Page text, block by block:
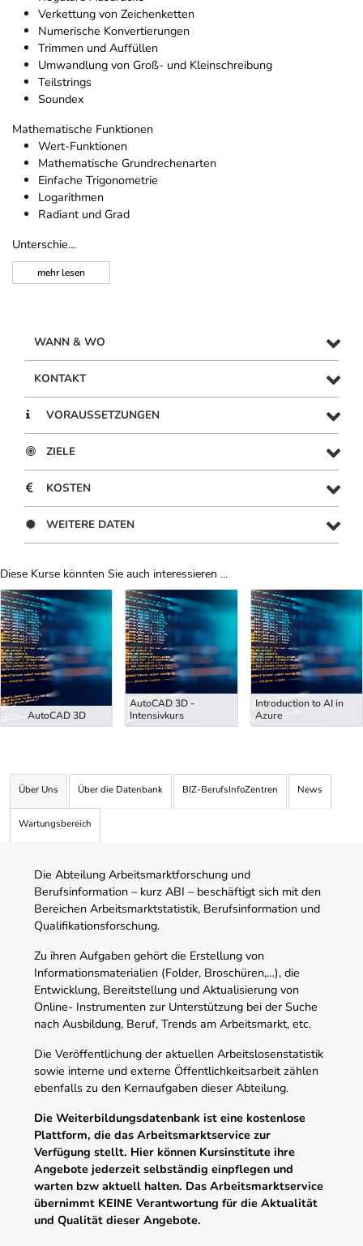
Verkettung von Zeichenketten
Numerische Konvertierungen
Trimmen und Auffüllen
Umwandlung von Groß- und Kleinschreibung
Teilstrings
Soundex
Mathematische Funktionen
Wert-Funktionen
Mathematische Grundrechenarten
Einfache Trigonometrie
Logarithmen
Radiant und Grad
Unterschie…
mehrlesen
WANN & WO
KONTAKT
VORAUSSETZUNGEN
ZIELE
KOSTEN
WEITERE DATEN
Diese Kurse könnten Sie auch interessieren ...
Uber Weiterbildungsvorschläge
AutoCAD 3D
AutoCAD 3D -
Intensivkurs
Introduction to AI in
Azure
Über Uns Über die Datenbank BIZ-BerufsInfoZentren News
Wartungsbereich
Die Abteilung Arbeitsmarktforschung und
Berufsinformation – kurz ABI – beschäftigt sich mit den
Bereichen Arbeitsmarktstatistik, Berufsinformation und
Qualifikationsforschung.
Zu ihren Aufgaben gehört die Erstellung von
Informationsmaterialien (Folder, Broschüren,…), die
Entwicklung, Bereitstellung und Aktualisierung von
Online- Instrumenten zur Unterstützung bei der Suche
nach Ausbildung, Beruf, Trends am Arbeitsmarkt, etc.
Die Veröffentlichung der aktuellen Arbeitslosenstatistik
sowie interne und externe Öffentlichkeitsarbeit zählen
ebenfalls zu den Kernaufgaben dieser Abteilung.
Die Weiterbildungsdatenbank ist eine kostenlose
Plattform, die das Arbeitsmarktservice zur
Verfügung stellt. Hier können Kursinstitute ihre
Angebote jederzeit selbständig einpflegen und
warten bzw aktuell halten. Das Arbeitsmarktservice
übernimmt KEINE Verantwortung für die Aktualität
und Qualität dieser Angebote.